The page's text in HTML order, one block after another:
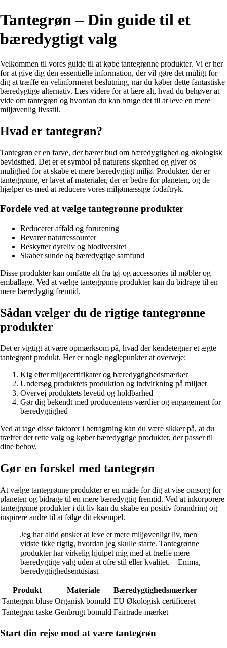
Tantegrøn – Din guide til et
bæredygtigt valg
Velkommen til vores guide til at købe tantegrønne produkter. Vi er her
for at give dig den essentielle information, der vil gøre det muligt for
dig at træffe en velinformeret beslutning, når du køber dette fantastiske
bæredygtige alternativ. Læs videre for at lære alt, hvad du behøver at
vide om tantegrøn og hvordan du kan bruge det til at leve en mere
miljøvenlig livsstil.
Hvad er tantegrøn?
Tantegrøn er en farve, der bærer bud om bæredygtighed og økologisk
bevidsthed. Det er et symbol på naturens skønhed og giver os
mulighed for at skabe et mere bæredygtigt miljø. Produkter, der er
tantegrønne, er lavet af materialer, der er bedre for planeten, og de
hjælper os med at reducere vores miljømæssige fodaftryk.
Fordele ved at vælge tantegrønne produkter
Reducerer affald og forurening
Bevarer naturressourcer
Beskytter dyreliv og biodiversitet
Skaber sunde og bæredygtige samfund
Disse produkter kan omfatte alt fra tøj og accessories til møbler og
emballage. Ved at vælge tantegrønne produkter kan du bidrage til en
mere bæredygtig fremtid.
Sådan vælger du de rigtige tantegrønne
produkter
Det er vigtigt at være opmærksom på, hvad der kendetegner et ægte
tantegrønt produkt. Her er nogle nøglepunkter at overveje:
Kig efter miljøcertifikater og bæredygtighedsmærker
Undersøg produktets produktion og indvirkning på miljøet
Overvej produktets levetid og holdbarhed
Gør dig bekendt med producentens værdier og engagement for
bæredygtighed
Ved at tage disse faktorer i betragtning kan du være sikker på, at du
træffer det rette valg og køber bæredygtige produkter, der passer til
dine behov.
Gør en forskel med tantegrøn
At vælge tantegrønne produkter er en måde for dig at vise omsorg for
planeten og bidrage til en mere bæredygtig fremtid. Ved at inkorporere
tantegrønne produkter i dit liv kan du skabe en positiv forandring og
inspirere andre til at følge dit eksempel.
Jeg har altid ønsket at leve et mere miljøvenligt liv, men
vidste ikke rigtig, hvordan jeg skulle starte. Tantegrønne
produkter har virkelig hjulpet mig med at træffe mere
bæredygtige valg uden at ofre stil eller kvalitet. – Emma,
bæredygtighedsentusiast
Produkt Materiale
Bæredygtighedsmærker
Tantegrøn bluse Organisk bomuld EU Økologisk certificeret
Tantegrøn taske Genbrugt bomuld Fairtrade-mærket
Start din rejse mod at være tantegrøn